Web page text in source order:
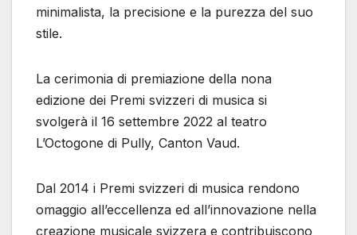
minimalista, la precisione e la purezza del suo
stile.
La cerimonia di premiazione della nona
edizione dei Premi svizzeri di musica si
svolgerà il 16 settembre 2022 al teatro
L’Octogone di Pully, Canton Vaud.
Dal 2014 i Premi svizzeri di musica rendono
omaggio all’eccellenza ed all’innovazione nella
creazione musicale svizzera e contribuiscono